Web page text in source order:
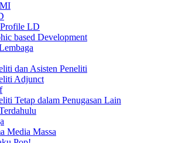
LD
based Development
dan Asisten Peneliti
Adjunct
Tetap dalam Penugasan Lain
Media Massa